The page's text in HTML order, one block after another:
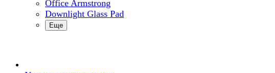
Office Armstrong
Downlight Glass Pad
Еще